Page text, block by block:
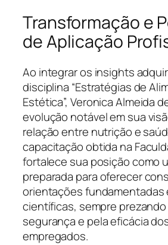
Transformação e
de Aplicação
Ao integrar os insights
disciplina “Estratégias de
Estética”, Veronica Almeida
evolução notável em sua
relação entre nutrição e
capacitação obtida na
fortalece sua posição como
preparada para oferecer
orientações fundamentadas
científicas, sempre
segurança e pela eficácia
empregados.